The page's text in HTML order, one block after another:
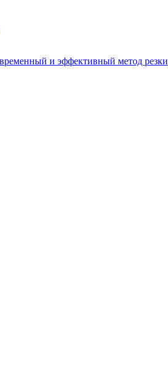
и эффективный метод резки